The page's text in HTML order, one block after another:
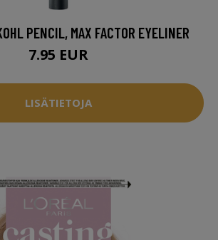
PENCIL, MAX FACTOR EYELINER
7.95 EUR
LISÄTIETOJA